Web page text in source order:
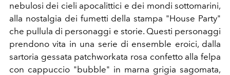
nebulosi dei cieli apocalittici e dei mondi sottomarini,
alla nostalgia dei fumetti della stampa "House Party"
che pullula di personaggi e storie. Questi personaggi
prendono vita in una serie di ensemble eroici, dalla
sartoria gessata patchworkata rosa confetto alla felpa
con cappuccio "bubble" in marna grigia sagomata,